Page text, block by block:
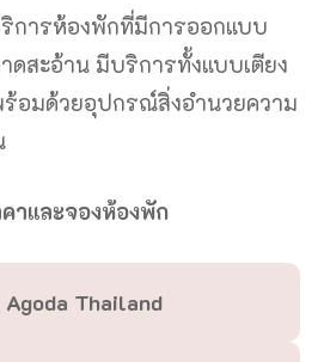
การห้องพักที่มีการออกแบบ
ดสะอ้าน มีบริการทั้งแบบเตียง
ร้อมด้วยอุปกรณ์สิ่งอำนวยความ
คาและจองห้องพัก
Agoda Thailand